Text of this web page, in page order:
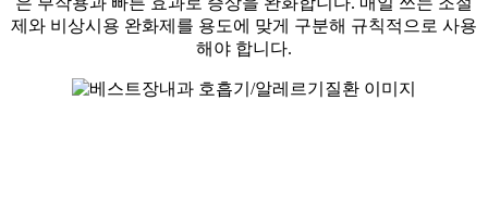
제와 비상시용 완화제를 용도에 맞게 구분해 규칙적으로 사용
해야 합니다.